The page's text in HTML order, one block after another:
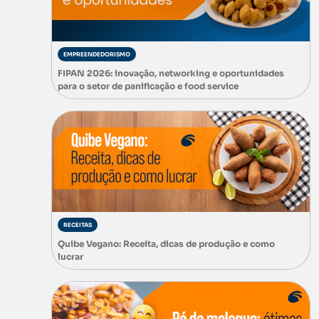
EMPREENDEDORISMO
FIPAN 2026: inovação, networking e oportunidades
para o setor de panificação e food service
RECEITAS
Quibe Vegano: Receita, dicas de produção e como
lucrar